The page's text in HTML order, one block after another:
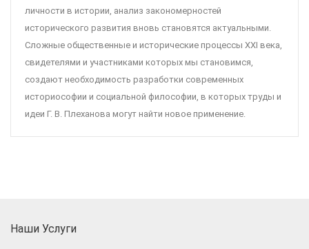
личности в истории, анализ закономерностей
исторического развития вновь становятся актуальными.
Сложные общественные и исторические процессы XXI века,
свидетелями и участниками которых мы становимся,
создают необходимость разработки современных
историософии и социальной философии, в которых труды и
идеи Г. В. Плеханова могут найти новое применение.
Наши Услуги